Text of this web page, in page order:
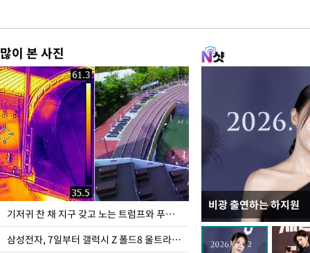
많이 본 사진
기저귀 찬 채 지구 갖고 노는 트럼프와 푸틴 형상 미로
삼성전자, 7일부터 갤럭시 Z 폴드8 울트라·폴드8·플립8 출시
비광 출연하는 하지원
이재명 대통령, "수사
선 다해 강구해야"